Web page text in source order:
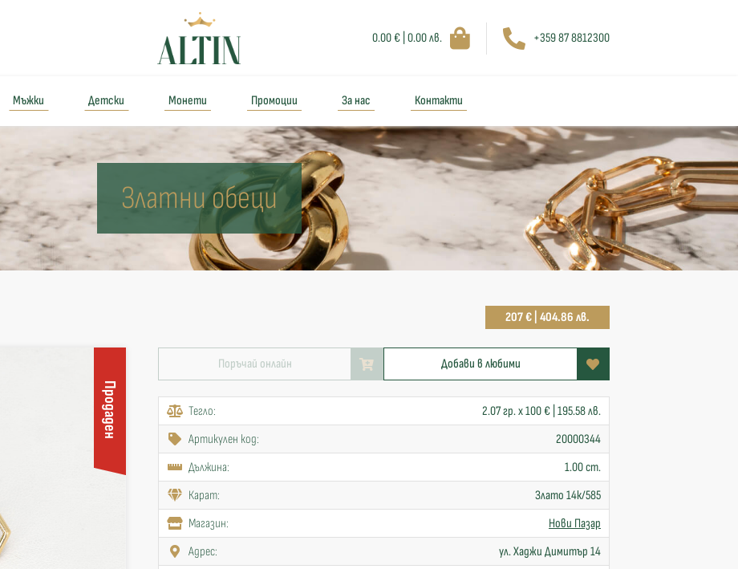
0.00 € | 0.00 лв. +359 87 8812300
Мъжки Детски Монети Промоции За нас Контакти
Златни обеци
207 € | 404.86 лв.
Продаден
Поръчай онлайн Добави в любими
Тегло:
2.07 гр. x 100 € | 195.58 лв.
Артикулен код:
20000344
Дължина:
1.00 cm.
Карат:
Злато 14к/585
Mагазин:
Нови Пазар
Адрес:
ул. Хаджи Димитър 14